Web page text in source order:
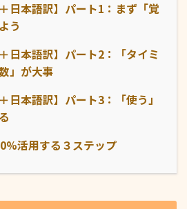
日本語訳】パート1：まず「覚
う
日本語訳】パート2：「タイミ
」が大事
日本語訳】パート3：「使う」
活用する３ステップ